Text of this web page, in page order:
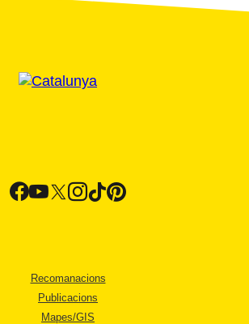
Recomanacions
Publicacions
Mapes/GIS